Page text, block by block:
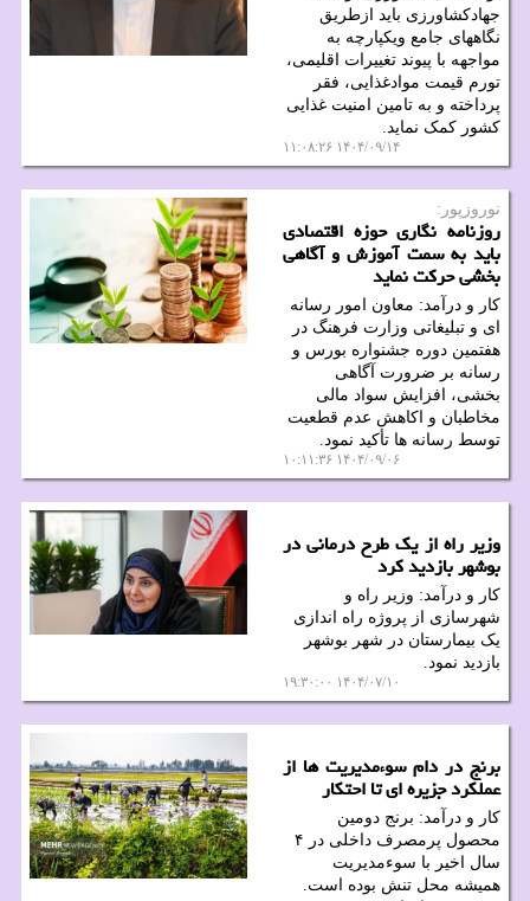
جهادکشاورزی باید ازطریق
نگاههای جامع ویکپارچه به
مواجهه با پیوند تغییرات اقلیمی،
تورم قیمت موادغذایی، فقر
پرداخته و به تامین امنیت غذایی
کشور کمک نماید.
۱۴۰۴/۰۹/۱۴ ۱۱:۰۸:۲۶
نوروزپور:
روزنامه نگاری حوزه اقتصادی
باید به سمت آموزش و آگاهی
بخشی حرکت نماید
کار و درآمد: معاون امور رسانه
ای و تبلیغاتی وزارت فرهنگ در
هفتمین دوره جشنواره بورس و
رسانه بر ضرورت آگاهی
بخشی، افزایش سواد مالی
مخاطبان و اکاهش عدم قطعیت
توسط رسانه ها تأکید نمود.
۱۴۰۴/۰۹/۰۶ ۱۰:۱۱:۳۶
وزیر راه از یک طرح درمانی در
بوشهر بازدید کرد
کار و درآمد: وزیر راه و
شهرسازی از پروژه راه اندازی
یک بیمارستان در شهر بوشهر
بازدید نمود.
۱۴۰۴/۰۷/۱۰ ۱۹:۳۰:۰۰
برنج در دام سوءمدیریت ها از
عملکرد جزیره ای تا احتکار
کار و درآمد: برنج دومین
محصول پرمصرف داخلی در ۴
سال اخیر با سوءمدیریت
همیشه محل تنش بوده است.